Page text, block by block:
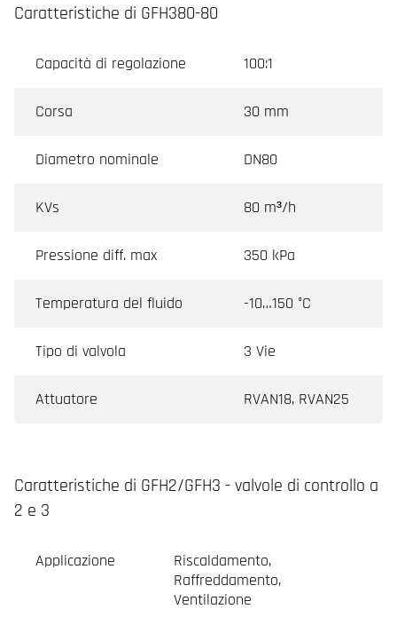
Caratteristiche di GFH380-80
Capacità di regolazione 100:1
Corsa 30 mm
Diametro nominale DN80
KVs 80 m³/h
Pressione diff. max 350 kPa
Temperatura del fluido -10…150 °C
Tipo di valvola 3 Vie
Attuatore RVAN18, RVAN25
Caratteristiche di GFH2/GFH3 - valvole di controllo a
2 e 3
Applicazione
Riscaldamento,
Raffreddamento,
Ventilazione